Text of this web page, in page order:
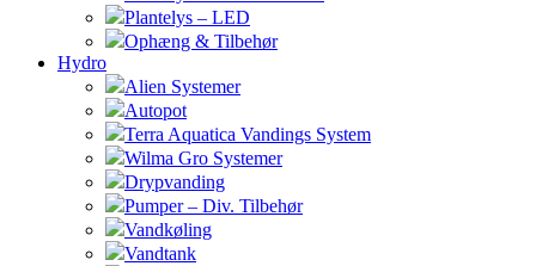
Plantelys – LED
Ophæng & Tilbehør
Hydro
Alien Systemer
Autopot
Terra Aquatica Vandings System
Wilma Gro Systemer
Drypvanding
Pumper – Div. Tilbehør
Vandkøling
Vandtank